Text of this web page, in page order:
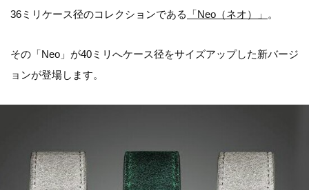
36ミリケース径のコレクションである 「Neo（ネオ）」 。
その「Neo」が40ミリへケース径をサイズアップした新バージ
ョンが登場します。